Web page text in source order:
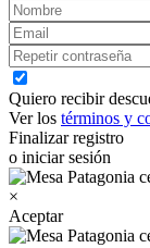
Quiero recibir
Ver los términos y
Finalizar registro
o iniciar sesión
×
Aceptar